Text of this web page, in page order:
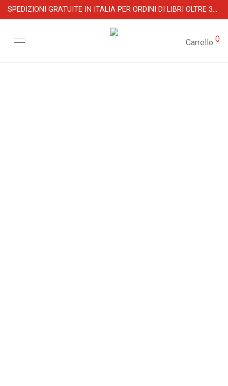
SPEDIZIONI GRATUITE IN ITALIA PER ORDINI DI LIBRI OLTRE 39 €
Carrello 0